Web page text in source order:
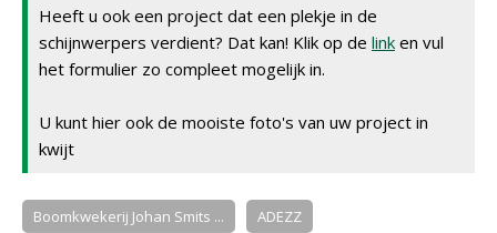
Heeft u ook een project dat een plekje in de
schijnwerpers verdient? Dat kan! Klik op de link en vul
het formulier zo compleet mogelijk in.
U kunt hier ook de mooiste foto's van uw project in
kwijt
Boomkwekerij Johan Smits ... ADEZZ